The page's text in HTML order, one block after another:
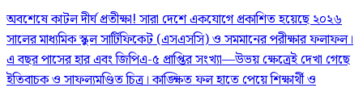
​অবশেষে কাটল দীর্ঘ প্রতীক্ষা! সারা দেশে একযোগে প্রকাশিত হয়েছে ২০২৬
সালের মাধ্যমিক স্কুল সার্টিফিকেট (এসএসসি) ও সমমানের পরীক্ষার ফলাফল।
এ বছর পাসের হার এবং জিপিএ-৫ প্রাপ্তির সংখ্যা—উভয় ক্ষেত্রেই দেখা গেছে
ইতিবাচক ও সাফল্যমণ্ডিত চিত্র। কাঙ্ক্ষিত ফল হাতে পেয়ে শিক্ষার্থী ও